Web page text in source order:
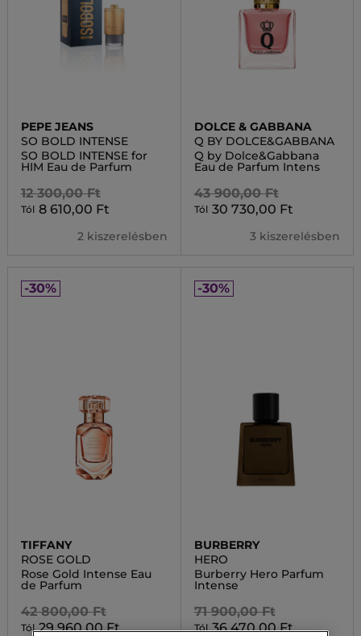
PEPE JEANS
SO BOLD INTENSE
SO BOLD INTENSE for
HIM Eau de Parfum
12 300,00 Ft
Tól 8 610,00 Ft
2 kiszerelésben
DOLCE & GABBANA
Q BY DOLCE&GABBANA
Q by Dolce&Gabbana
Eau de Parfum Intens
43 900,00 Ft
Tól 30 730,00 Ft
3 kiszerelésben
-30%
TIFFANY
ROSE GOLD
Rose Gold Intense Eau
de Parfum
42 800,00 Ft
Tól 29 960,00 Ft
-30%
BURBERRY
HERO
Burberry Hero Parfum
Intense
71 900,00 Ft
Tól 36 470,00 Ft